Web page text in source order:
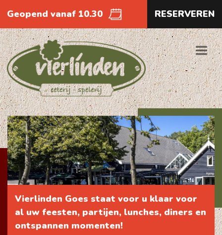
Vierlinden Goes staat voor u klaar voor
al uw feesten, partijen, lunches, diners en
ontspannen momenten!
RESERVEREN
Geopend vanaf 10.30